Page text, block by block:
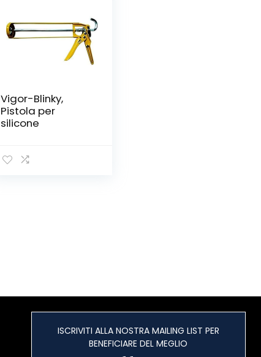
‎Vigor-Blinky,
Pistola per
silicone
ISCRIVITI ALLA NOSTRA MAILING LIST PER
BENEFICIARE DEL MEGLIO